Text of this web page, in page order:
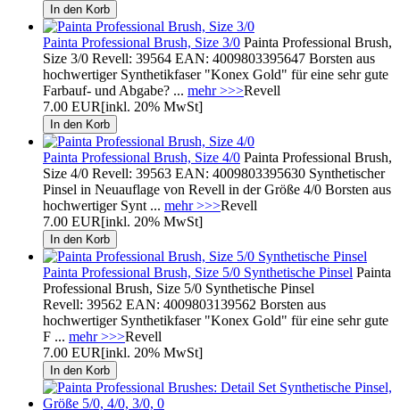
Painta Professional Brush, Size 3/0 Painta Professional Brush,
Size 3/0 Revell: 39564 EAN: 4009803395647 Borsten aus
hochwertiger Synthetikfaser "Konex Gold" für eine sehr gute
Farbauf- und Abgabe? ... mehr >>>Revell
7.00 EUR[inkl. 20% MwSt]
Painta Professional Brush, Size 4/0 Painta Professional Brush,
Size 4/0 Revell: 39563 EAN: 4009803395630 Synthetischer
Pinsel in Neuauflage von Revell in der Größe 4/0 Borsten aus
hochwertiger Synt ... mehr >>>Revell
7.00 EUR[inkl. 20% MwSt]
Painta Professional Brush, Size 5/0 Synthetische Pinsel Painta
Professional Brush, Size 5/0 Synthetische Pinsel
Revell: 39562 EAN: 4009803139562 Borsten aus
hochwertiger Synthetikfaser "Konex Gold" für eine sehr gute
F ... mehr >>>Revell
7.00 EUR[inkl. 20% MwSt]